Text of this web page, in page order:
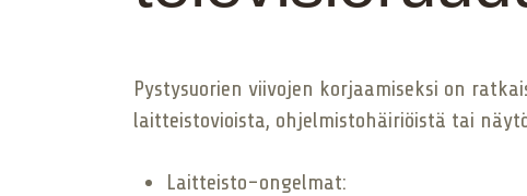
Pystysuorien viivojen korjaamiseksi on
laitteistovioista, ohjelmistohäiriöistä tai
Laitteisto-ongelmat: